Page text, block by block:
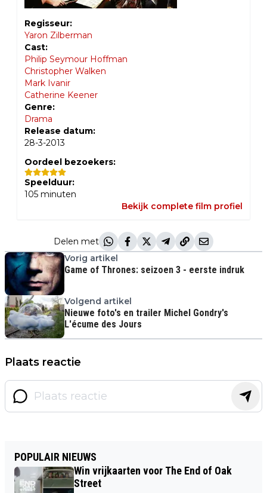
Regisseur:
Yaron Zilberman
Cast:
Philip Seymour Hoffman
Christopher Walken
Mark Ivanir
Catherine Keener
Genre:
Drama
Release datum:
28-3-2013
Oordeel bezoekers:
Speelduur:
105 minuten
Bekijk complete film profiel
Delen met
Vorig artikel
Game of Thrones: seizoen 3 - eerste indruk
Volgend artikel
Nieuwe foto's en trailer Michel Gondry's
L'écume des Jours
Plaats reactie
POPULAIR NIEUWS
Win vrijkaarten voor The End of Oak
Street